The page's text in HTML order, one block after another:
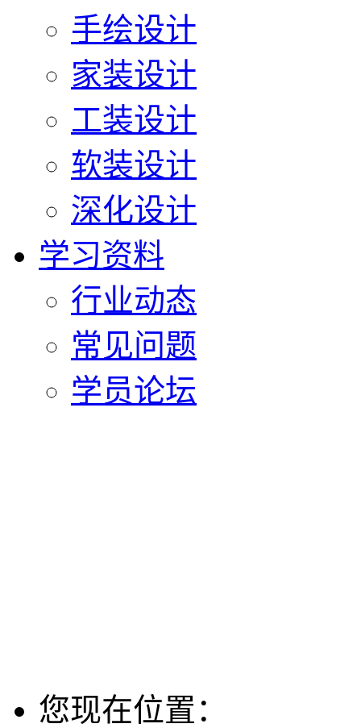
手绘设计
家装设计
工装设计
软装设计
深化设计
学习资料
行业动态
常见问题
学员论坛
您现在位置：